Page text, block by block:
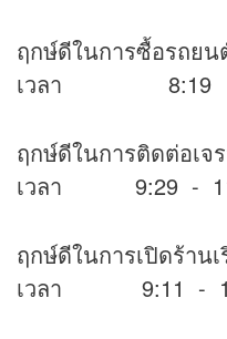
ฤกษ์ดีในการซื้อรถยน
เวลา 8:19 -
ฤกษ์ดีในการติดต่อเจ
เวลา 9:29 -
ฤกษ์ดีในการเปิดร้าน
เวลา 9:11 -